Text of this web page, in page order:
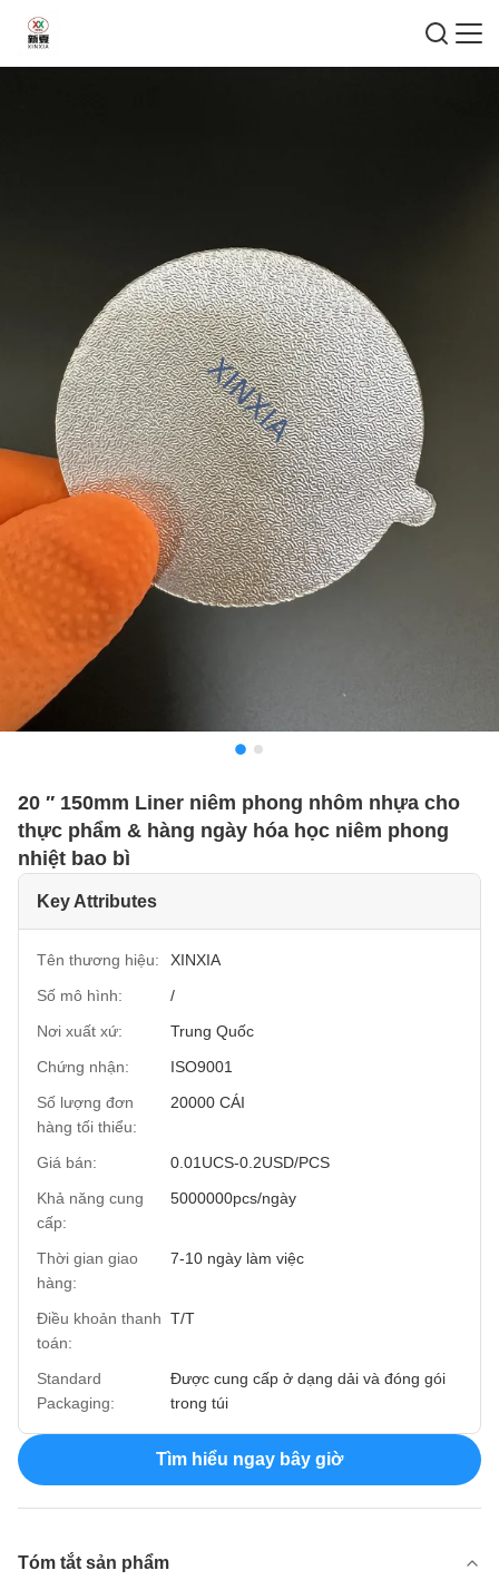
20 ′′ 150mm Liner niêm phong nhôm nhựa cho
thực phẩm & hàng ngày hóa học niêm phong
nhiệt bao bì
Key Attributes
Tên thương hiệu:
XINXIA
Số mô hình:
/
Nơi xuất xứ:
Trung Quốc
Chứng nhận:
ISO9001
Số lượng đơn
hàng tối thiểu:
20000 CÁI
Giá bán:
0.01UCS-0.2USD/PCS
Khả năng cung
cấp:
5000000pcs/ngày
Thời gian giao
hàng:
7-10 ngày làm việc
Điều khoản thanh
toán:
T/T
Standard
Packaging:
Được cung cấp ở dạng dải và đóng gói
trong túi
Tìm hiểu ngay bây giờ
Tóm tắt sản phẩm